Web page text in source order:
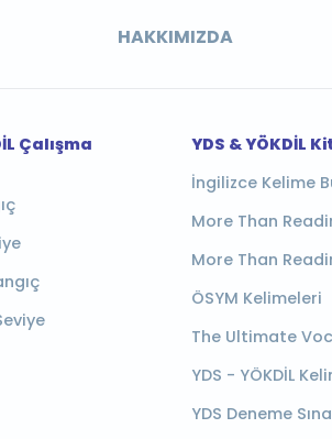
HAKKIMIZDA
Çalışma
YDS & YÖKDİL
İngilizce Kelime
More Than
More Than
ÖSYM Kelimeleri
The Ultimate
YDS - YÖKDİL
YDS Deneme